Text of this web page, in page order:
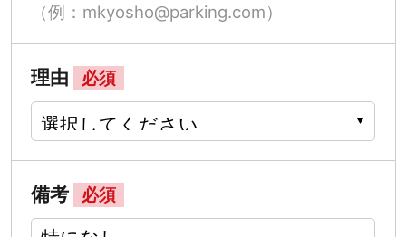
（例：mkyosho@parking.com）
理由 必須
備考 必須